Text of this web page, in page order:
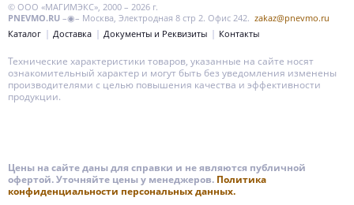
© ООО «МАГИМЭКС», 2000 – 2026 г.
PNEVMO.RU –◉– Москва, Электродная 8 стр 2. Офис 242. zakaz@pnevmo.ru
Каталог
Доставка Документы и Реквизиты Контакты
Технические характеристики товаров, указанные на сайте носят
ознакомительный характер и могут быть без уведомления изменены
производителями с целью повышения качества и эффективности
продукции.
Цены на сайте даны для справки и не являются публичной
офертой. Уточняйте цены у менеджеров. Политика
конфиденциальности персональных данных.